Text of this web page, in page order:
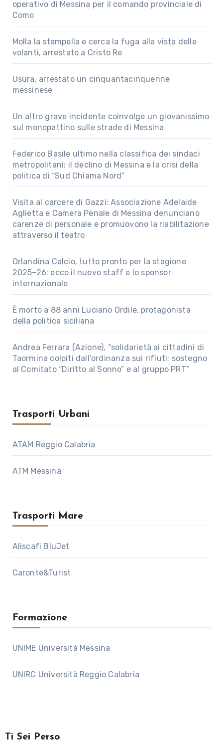
operativo di Messina per il comando provinciale di
Como
Molla la stampella e cerca la fuga alla vista delle
volanti, arrestato a Cristo Re
Usura, arrestato un cinquantacinquenne
messinese
Un altro grave incidente coinvolge un giovanissimo
sul monopattino sulle strade di Messina
Federico Basile ultimo nella classifica dei sindaci
metropolitani: il declino di Messina e la crisi della
politica di “Sud Chiama Nord”
Visita al carcere di Gazzi: Associazione Adelaide
Aglietta e Camera Penale di Messina denunciano
carenze di personale e promuovono la riabilitazione
attraverso il teatro
Orlandina Calcio, tutto pronto per la stagione
2025–26: ecco il nuovo staff e lo sponsor
internazionale
È morto a 88 anni Luciano Ordile, protagonista
della politica siciliana
Andrea Ferrara (Azione), “solidarietà ai cittadini di
Taormina colpiti dall’ordinanza sui rifiuti; sostegno
al Comitato “Diritto al Sonno” e al gruppo PRT”
Trasporti Urbani
ATAM Reggio Calabria
ATM Messina
Trasporti Mare
Aliscafi BluJet
Caronte&Turist
Formazione
UNIME Università Messina
UNIRC Università Reggio Calabria
Ti Sei Perso